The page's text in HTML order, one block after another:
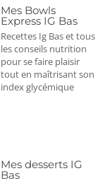
Mes Bowls
Express IG Bas
Recettes Ig Bas et tous
les conseils nutrition
pour se faire plaisir
tout en maîtrisant son
index glycémique
Mes desserts IG
Bas